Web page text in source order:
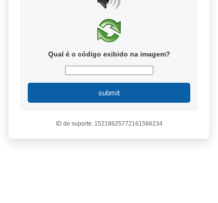
Qual é o código exibido na imagem?
submit
ID de suporte: 15218625772161566234